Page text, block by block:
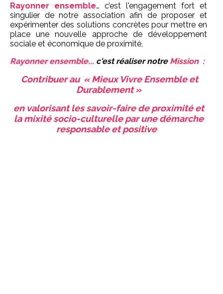
Rayonner ensemble… c’est l'engagement fort et
singulier de notre association afin de proposer et
expérimenter des solutions concrètes pour mettre en
place une nouvelle approche de développement
sociale et économique de proximité,
Rayonner ensemble... c'est réaliser notre Mission :
Contribuer au « Mieux Vivre Ensemble et
Durablement »
en valorisant les savoir-faire de proximité et
la mixité socio-culturelle par une démarche
responsable et positive